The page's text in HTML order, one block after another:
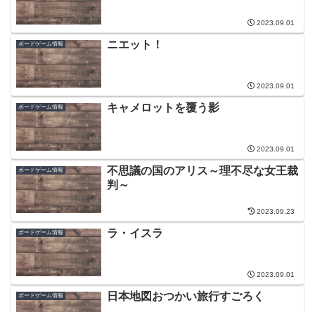
2023.09.01
ボードゲーム情報 ニエット！
2023.09.01
ボードゲーム情報 キャメロットを覆う影
2023.09.01
ボードゲーム情報
不思議の国のアリス～理不尽な女王裁
判～
2023.09.23
ボードゲーム情報 ラ・イスラ
2023.09.01
ボードゲーム情報 日本地図おつかい旅行すごろく